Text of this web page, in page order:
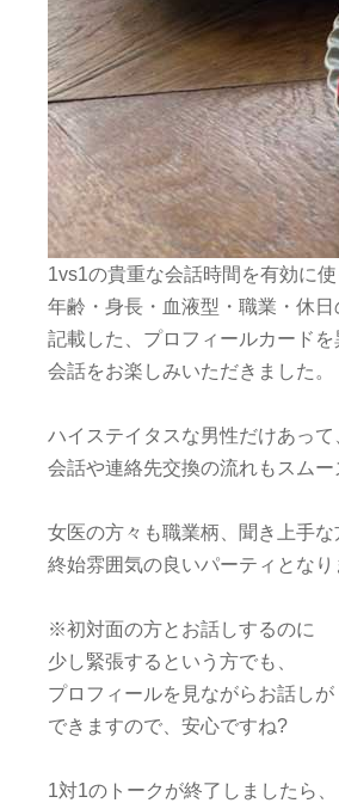
1vs1の貴重な会話時間を有効に使
年齢・身長・血液型・職業・休
記載した、プロフィールカードを
会話をお楽しみいただきました。
ハイステイタスな男性だけあって
会話や連絡先交換の流れもスムー
女医の方々も職業柄、聞き上手な
終始雰囲気の良いパーティとなり
※初対面の方とお話しするのに
少し緊張するという方でも、
プロフィールを見ながらお話しが
できますので、安心ですね?
1対1のトークが終了しましたら、